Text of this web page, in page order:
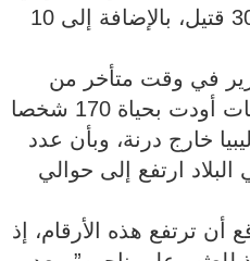
ليبيا ارتفع إلى 11 ألفا و300 قتيل، بالإضافة إلى 10
في وقت متأخر من
مساء السبت، بأن الفيضانات أودت بحياة 170 شخصا
خارج درنة، وبأن عدد
ارتفع إلى حوالي
ترتفع هذه الأرقام، إذ